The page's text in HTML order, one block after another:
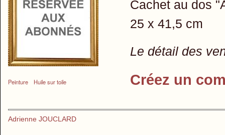
Peinture Huile sur toile
Cachet au dos
25 x 41,5 cm
Le détail des
Créez un
Adrienne JOUCLARD